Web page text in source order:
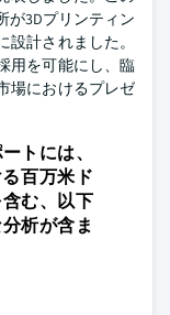
が3Dプリンティン
計されました。
用を可能にし、臨
場におけるプレゼ
トには、
百万米ド
む、以下
析が含ま